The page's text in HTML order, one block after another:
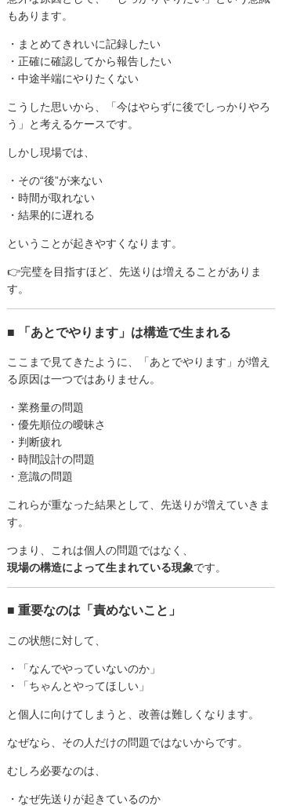
もあります。
・まとめてきれいに記録したい
・正確に確認してから報告したい
・中途半端にやりたくない
こうした思いから、「今はやらずに後でしっかりやろ
う」と考えるケースです。
しかし現場では、
・その“後”が来ない
・時間が取れない
・結果的に遅れる
ということが起きやすくなります。
👉完璧を目指すほど、先送りは増えることがありま
す。
■ 「あとでやります」は構造で生まれる
ここまで見てきたように、「あとでやります」が増え
る原因は一つではありません。
・業務量の問題
・優先順位の曖昧さ
・判断疲れ
・時間設計の問題
・意識の問題
これらが重なった結果として、先送りが増えていきま
す。
つまり、これは個人の問題ではなく、
現場の構造によって生まれている現象です。
■ 重要なのは「責めないこと」
この状態に対して、
・「なんでやっていないのか」
・「ちゃんとやってほしい」
と個人に向けてしまうと、改善は難しくなります。
なぜなら、その人だけの問題ではないからです。
むしろ必要なのは、
・なぜ先送りが起きているのか